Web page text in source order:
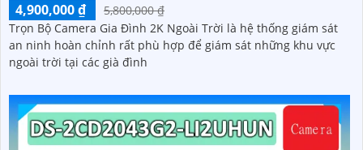
4,900,000 ₫
5,800,000 ₫
Trọn Bộ Camera Gia Đình 2K Ngoài Trời là hệ thống giám sát
an ninh hoàn chỉnh rất phù hợp để giám sát những khu vực
ngoài trời tại các già đình